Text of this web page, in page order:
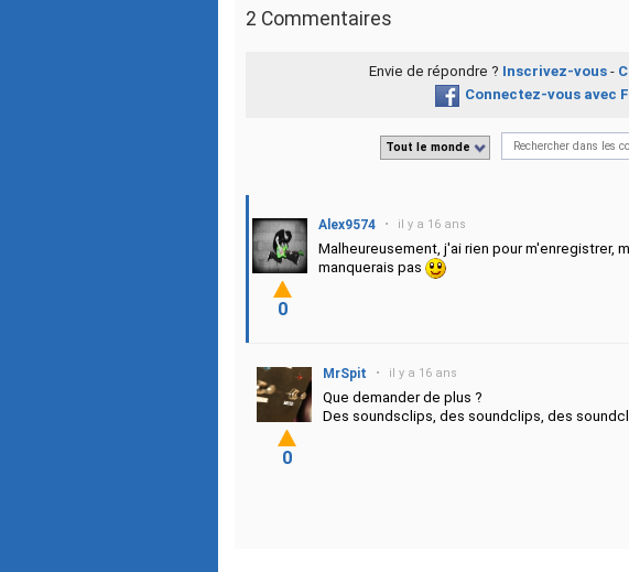
2 Commentaires
Envie de répondre ? Inscrivez-vous -
Connectez-vous avec
Tout le monde
Alex9574 • il y a 16 ans
Malheureusement, j'ai rien pour m'enregistrer,
manquerais pas
0
MrSpit • il y a 16 ans
Que demander de plus ?
Des soundsclips, des soundclips, des
0